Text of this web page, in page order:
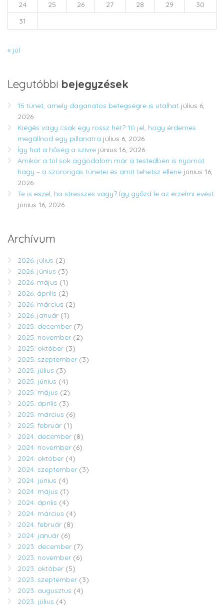
24
25 26 27 28 29
30
31
« júl
Legutóbbi bejegyzések
15 tünet, amely daganatos betegségre is utalhat július 6,
2026
Kiégés vagy csak egy rossz hét? 10 jel, hogy érdemes
megállnod egy pillanatra július 6, 2026
Így hat a hőség a szívre június 16, 2026
Amikor a túl sok aggodalom már a testedben is nyomot
hagy – a szorongás tünetei és amit tehetsz ellene június 16,
2026
Te is eszel, ha stresszes vagy? Így győzd le az érzelmi evést
június 16, 2026
Archívum
2026. július (2)
2026. június (3)
2026. május (1)
2026. április (2)
2026. március (2)
2026. január (1)
2025. december (7)
2025. november (2)
2025. október (3)
2025. szeptember (3)
2025. július (3)
2025. június (4)
2025. május (2)
2025. április (3)
2025. március (6)
2025. február (1)
2024. december (8)
2024. november (6)
2024. október (4)
2024. szeptember (3)
2024. június (4)
2024. május (1)
2024. április (4)
2024. március (4)
2024. február (8)
2024. január (6)
2023. december (7)
2023. november (6)
2023. október (5)
2023. szeptember (3)
2023. augusztus (4)
2023. július (4)